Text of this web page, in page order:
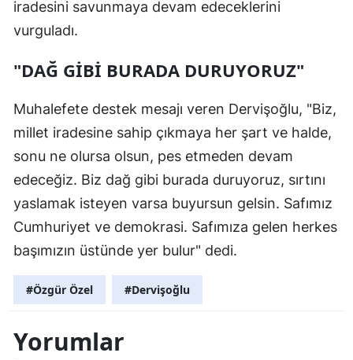
iradesini savunmaya devam edeceklerini
vurguladı.
"DAĞ GİBİ BURADA DURUYORUZ"
Muhalefete destek mesajı veren Dervişoğlu, "Biz,
millet iradesine sahip çıkmaya her şart ve halde,
sonu ne olursa olsun, pes etmeden devam
edeceğiz. Biz dağ gibi burada duruyoruz, sırtını
yaslamak isteyen varsa buyursun gelsin. Safımız
Cumhuriyet ve demokrasi. Safımıza gelen herkes
başımızın üstünde yer bulur" dedi.
#Özgür Özel #Dervişoğlu
Yorumlar